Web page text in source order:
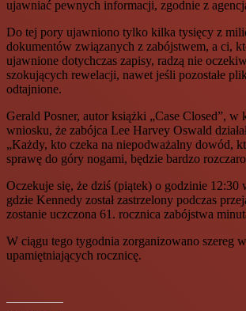
ujawniać pewnych informacji, zgodnie z
Do tej pory ujawniono tylko kilka tysięcy z
dokumentów związanych z zabójstwem, a ci,
ujawnione dotychczas zapisy, radzą nie
szokujących rewelacji, nawet jeśli pozostałe
odtajnione.
Gerald Posner, autor książki „Case Closed”, w
wniosku, że zabójca Lee Harvey Oswald
„Każdy, kto czeka na niepodważalny dowód,
sprawę do góry nogami, będzie bardzo
Oczekuje się, że dziś (piątek) o godzinie 12:30
gdzie Kennedy został zastrzelony podczas
zostanie uczczona 61. rocznica zabójstwa
W ciągu tego tygodnia zorganizowano szereg
upamiętniających rocznicę.